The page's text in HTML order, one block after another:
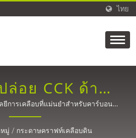
ไทย
ล่อย CCK ด้าน
มียมสำหรับการ
ที่อุณหภูมิสูง
ยีการเคลือบที่แม่นยำสำหรับคาร์บอน
รติดป้ายโลจิสติกส์ และการผลิต TPU
ตั้งแต่ปี 1988
มู่ / กระดาษคราฟท์เคลือบดิน